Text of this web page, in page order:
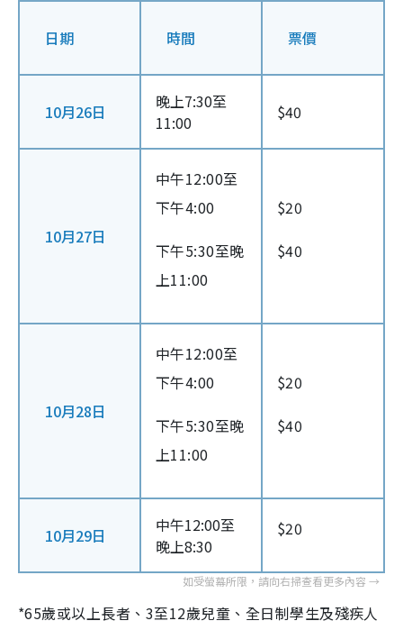
日期 時間 票價
10月26日
晚上7:30至
11:00
$40
10月27日
中午12:00至
下午4:00
下午5:30至晚
上11:00
$20
$40
10月28日
中午12:00至
下午4:00
下午5:30至晚
上11:00
$20
$40
10月29日
中午12:00至
晚上8:30
$20
*65歲或以上長者、3至12歲兒童、全日制學生及殘疾人